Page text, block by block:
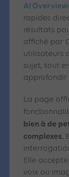
AI
rapides
résultats
affiché par
utilisateurs
sujet, tout
approfondir
La page
bien à de
complexes.
Elle
voix ou